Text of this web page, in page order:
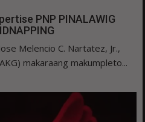
PNP PINALAWIG
Melencio C. Nartatez, Jr.,
makaraang makumpleto...